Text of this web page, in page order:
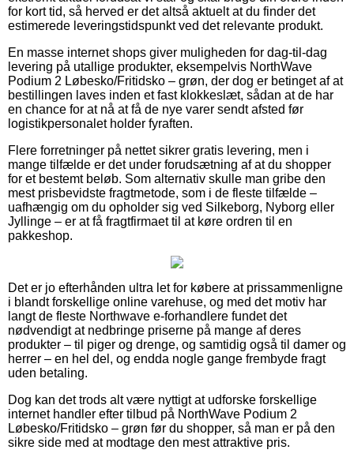
for kort tid, så herved er det altså aktuelt at du finder det
estimerede leveringstidspunkt ved det relevante produkt.
En masse internet shops giver muligheden for dag-til-dag
levering på utallige produkter, eksempelvis NorthWave
Podium 2 Løbesko/Fritidsko – grøn, der dog er betinget af at
bestillingen laves inden et fast klokkeslæt, sådan at de har
en chance for at nå at få de nye varer sendt afsted før
logistikpersonalet holder fyraften.
Flere forretninger på nettet sikrer gratis levering, men i
mange tilfælde er det under forudsætning af at du shopper
for et bestemt beløb. Som alternativ skulle man gribe den
mest prisbevidste fragtmetode, som i de fleste tilfælde –
uafhængig om du opholder sig ved Silkeborg, Nyborg eller
Jyllinge – er at få fragtfirmaet til at køre ordren til en
pakkeshop.
Det er jo efterhånden ultra let for købere at prissammenligne
i blandt forskellige online varehuse, og med det motiv har
langt de fleste Northwave e-forhandlere fundet det
nødvendigt at nedbringe priserne på mange af deres
produkter – til piger og drenge, og samtidig også til damer og
herrer – en hel del, og endda nogle gange frembyde fragt
uden betaling.
Dog kan det trods alt være nyttigt at udforske forskellige
internet handler efter tilbud på NorthWave Podium 2
Løbesko/Fritidsko – grøn før du shopper, så man er på den
sikre side med at modtage den mest attraktive pris.